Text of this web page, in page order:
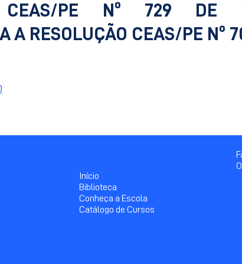
CEAS/PE Nº 729 DE
A RESOLUÇÃO CEAS/PE Nº
Início
Biblioteca
Conheça a Escola
Catálogo de Cursos